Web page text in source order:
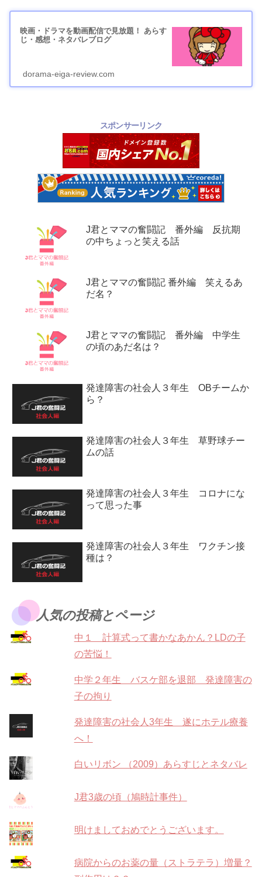
映画・ドラマを動画配信で見放題！ あらす
じ・感想・ネタバレブログ
dorama-eiga-review.com
スポンサーリンク
J君とママの奮闘記 番外編 反抗期
の中ちょっと笑える話
J君とママの奮闘記 番外編 笑えるあ
だ名？
J君とママの奮闘記 番外編 中学生
の頃のあだ名は？
発達障害の社会人３年生 OBチームか
ら？
発達障害の社会人３年生 草野球チー
ムの話
発達障害の社会人３年生 コロナにな
って思った事
発達障害の社会人３年生 ワクチン接
種は？
人気の投稿とページ
中１ 計算式って書かなあかん？LDの子
の苦悩！
中学２年生 バスケ部を退部 発達障害の
子の拘り
発達障害の社会人3年生 遂にホテル療養
へ！
白いリボン （2009）あらすじとネタバレ
J君3歳の頃（鳩時計事件）
明けましておめでとうございます。
病院からのお薬の量（ストラテラ）増量？